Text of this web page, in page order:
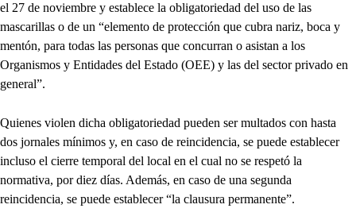
el 27 de noviembre y establece la obligatoriedad del uso de las
mascarillas o de un “elemento de protección que cubra nariz, boca y
mentón, para todas las personas que concurran o asistan a los
Organismos y Entidades del Estado (OEE) y las del sector privado en
general”.
Quienes violen dicha obligatoriedad pueden ser multados con hasta
dos jornales mínimos y, en caso de reincidencia, se puede establecer
incluso el cierre temporal del local en el cual no se respetó la
normativa, por diez días. Además, en caso de una segunda
reincidencia, se puede establecer “la clausura permanente”.